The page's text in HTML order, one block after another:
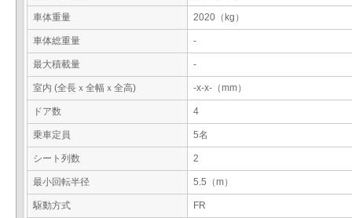
車体重量 2020（kg）
車体総重量 -
最大積載量 -
室内 (全長ｘ全幅ｘ全高) -x-x-（mm）
ドア数 4
乗車定員 5名
シート列数 2
最小回転半径 5.5（m）
駆動方式 FR